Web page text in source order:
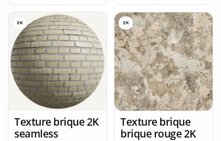
2K
Texture brique 2K
seamless
2K
Texture brique
brique rouge 2K